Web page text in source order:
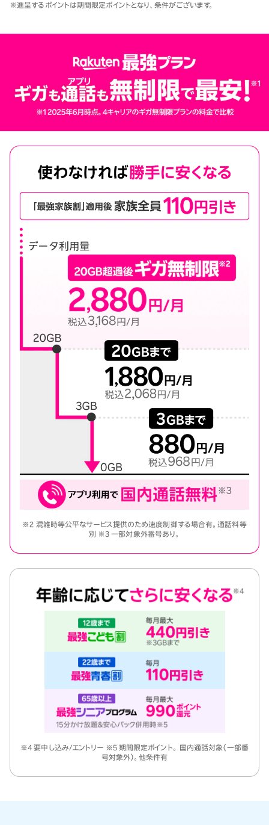
※進呈するポイントは期間限定ポイントとなり、条件がございます。
※2 混雑時等公平なサービス提供のため速度制御する場合有。通話料等
別 ※3 一部対象外番号あり。
※4 要申し込み/エントリー ※5 期間限定ポイント。 国内通話対象（一部番
号対象外）。他条件有